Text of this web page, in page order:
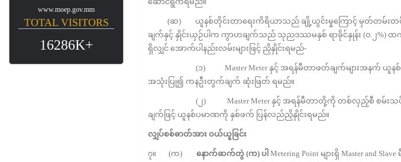
www.moep.gov.mm
TOTAL VISITORS
16286K+
(ဆ) ယူနစ်တိုင်းတာရေးကိရိယာသည် ချို့ယွင်းမှုကြောင့် မှတ်တမ်းတင်
ချက်နှင့် နှိုင်းယှဉ်ပါက ကွာဟချက်သည် သုညဒဿမနှစ် ရာခိုင်နှုန်း (၀.၂%) ထက်
ရှိလျှင် အောက်ပါနည်းလမ်းများဖြင့် ညှိနှိုင်းရမည်-
(၁) Master Meter နှင့် အရန်မီတာဖတ်ချက်များအနက် ယူနစ်
အသုံးပြု၍ ကနဦးတွက်ချက် ဆုံးဖြတ် ရမည်။
(၂) Master Meter နှင့် အရန်မီတာတို့ကို တစ်လှည့်စီ စမ်းသပ် စစ်ဆ
ချက်ဖြင့် ယူနစ်ပမာဏကို နှစ်ဖက် ပြန်လည်ညှိနှိုင်းရမည်။
လျှပ်စစ်ဓာတ်အား ဝယ်ယူခြင်း
၇။ (က) နောက်ဆက်တွဲ (က) ပါ Metering Point များရှိ Master and